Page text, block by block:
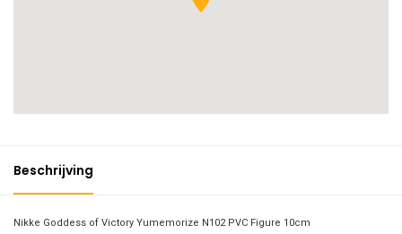
Beschrijving
Nikke Goddess of Victory Yumemorize N102 PVC Figure 10cm